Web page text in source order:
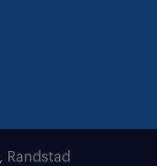
Randstad